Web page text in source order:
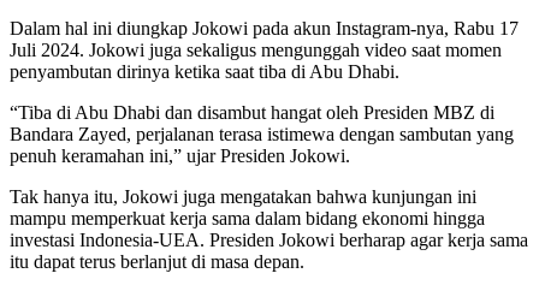
Dalam hal ini diungkap Jokowi pada akun Instagram-nya, Rabu 17
Juli 2024. Jokowi juga sekaligus mengunggah video saat momen
penyambutan dirinya ketika saat tiba di Abu Dhabi.
“Tiba di Abu Dhabi dan disambut hangat oleh Presiden MBZ di
Bandara Zayed, perjalanan terasa istimewa dengan sambutan yang
penuh keramahan ini,” ujar Presiden Jokowi.
Tak hanya itu, Jokowi juga mengatakan bahwa kunjungan ini
mampu memperkuat kerja sama dalam bidang ekonomi hingga
investasi Indonesia-UEA. Presiden Jokowi berharap agar kerja sama
itu dapat terus berlanjut di masa depan.